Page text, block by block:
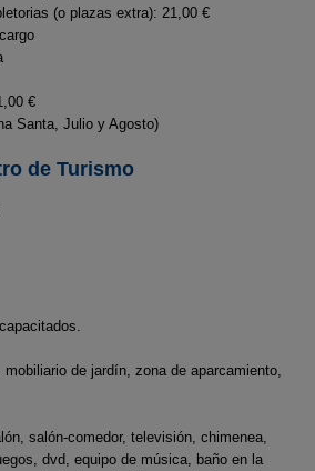
(o plazas extra): 21,00 €
€
Santa, Julio y Agosto)
de Turismo
mobiliario de jardín, zona de aparcamiento,
salón-comedor, televisión, chimenea,
dvd, equipo de música, baño en la